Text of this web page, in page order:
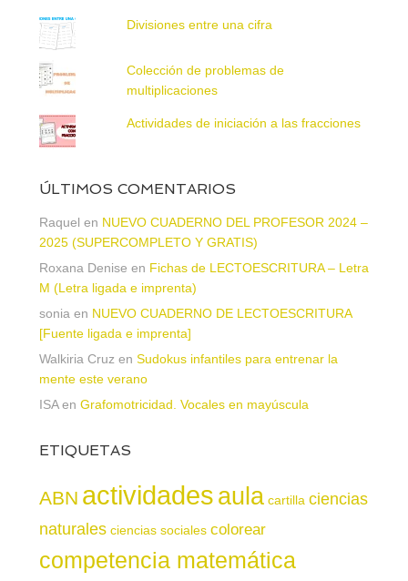
Divisiones entre una cifra
Colección de problemas de
multiplicaciones
Actividades de iniciación a las fracciones
ÚLTIMOS COMENTARIOS
Raquel en NUEVO CUADERNO DEL PROFESOR 2024 –
2025 (SUPERCOMPLETO Y GRATIS)
Roxana Denise en Fichas de LECTOESCRITURA – Letra
M (Letra ligada e imprenta)
sonia en NUEVO CUADERNO DE LECTOESCRITURA
[Fuente ligada e imprenta]
Walkiria Cruz en Sudokus infantiles para entrenar la
mente este verano
ISAen Grafomotricidad. Vocales en mayúscula
ETIQUETAS
ABN actividadesaula cartilla ciencias
naturales ciencias sociales colorear
competencia matemática